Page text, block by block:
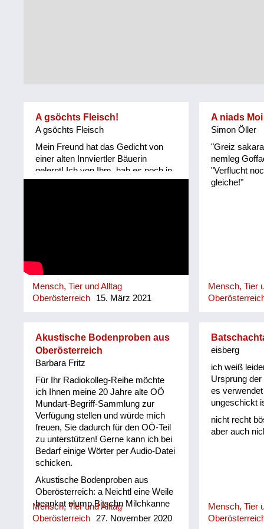
A gsöchts Fleisch!
A gsöchts Fleisch
Mein Freund hat das Gedicht von
einer alten Innviertler Bäuerin
gelernt! Ich von Ihm, hab es noch in
Mensch, Tier und Alltag
Oberösterreich
15. März 2021
A niads Moi
Simon Öller
"Greiz
nemleg
"Verflucht
gleiche!"
Mensch, Tier
Akustische Bodenproben aus
Oberösterreich
Barbara Fritz
Für Ihr Radiokolleg-Reihe möchte
ich Ihnen meine 20 Jahre alte OÖ
Mundart-Begriff-Sammlung zur
Verfügung stellen und würde mich
freuen, Sie dadurch für den OÖ-Teil
zu unterstützen! Gerne kann ich bei
Bedarf einige Wörter per Audio-Datei
schicken.
Akustische Bodenproben aus
Oberösterreich: a Neichtl eine Weile
beankat plump Bitschn Milchkanne
böfeln/ böfön vor sich her schimpfen/
Mensch, Tier und Alltag
Oberösterreich
27. November 2020
eisberg
ich weiß
Ursprung
es
ungeschickt
nicht recht
aber auch
Mensch, Tier